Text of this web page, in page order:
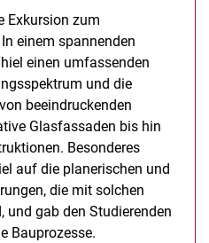
Exkursion zum
einem spannenden
einen umfassenden
und die
beeindruckenden
Glasfassaden bis hin
Besonderes
auf die planerischen und
die mit solchen
und gab den Studierenden
Bauprozesse.